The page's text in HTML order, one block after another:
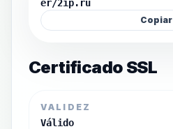
er/2ip.ru
Copiar
Certificado SSL
VALIDEZ
Válido